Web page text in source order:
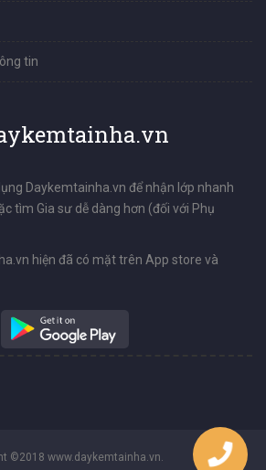
tin
Daykemtainha.vn để nhận lớp nhanh
tìm Gia sư dễ dàng hơn (đối với Phụ
hiện đã có mặt trên App store và
©2018 www.daykemtainha.vn.